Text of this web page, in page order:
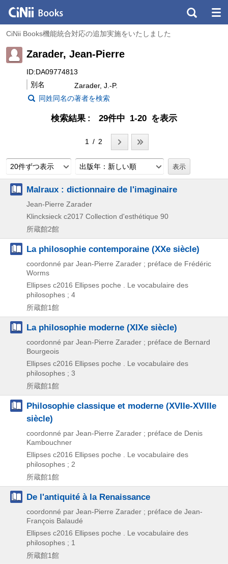
CiNii Books機能統合対応の追加実施をいたしました
Zarader, Jean-Pierre
ID:DA09774813
別名
Zarader, J.-P.
同姓同名の著者を検索
検索結果 29件中 1-20 を表示
1 / 2
20件ずつ表示 出版年：新しい順
Malraux : dictionnaire de l'imaginaire
Jean-Pierre Zarader
Klincksieck c2017 Collection d'esthétique 90
所蔵館2館
La philosophie contemporaine (XXe siècle)
coordonné par Jean-Pierre Zarader ; préface de Frédéric
Worms
Ellipses c2016 Ellipses poche . Le vocabulaire des
philosophes ; 4
所蔵館1館
La philosophie moderne (XIXe siècle)
coordonné par Jean-Pierre Zarader ; préface de Bernard
Bourgeois
Ellipses c2016 Ellipses poche . Le vocabulaire des
philosophes ; 3
所蔵館1館
Philosophie classique et moderne (XVIIe-XVIIIe
siècle)
coordonné par Jean-Pierre Zarader ; préface de Denis
Kambouchner
Ellipses c2016 Ellipses poche . Le vocabulaire des
philosophes ; 2
所蔵館1館
De l'antiquité à la Renaissance
coordonné par Jean-Pierre Zarader ; préface de Jean-
François Balaudé
Ellipses c2016 Ellipses poche . Le vocabulaire des
philosophes ; 1
所蔵館1館